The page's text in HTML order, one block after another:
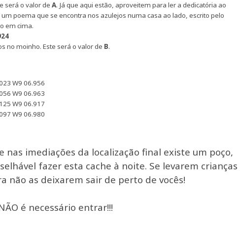
será o valor de A. Já que aqui estão, aproveitem para ler a dedicatória ao
poema que se encontra nos azulejos numa casa ao lado, escrito pelo
em cima.
no moinho. Este será o valor de B.
W9 06.956
W9 06.963
W9 06.917
W9 06.980
nas imediações da localização final existe um poço,
fazer esta cache à noite. Se levarem crianças
não as deixarem sair de perto de vocês!
é necessário entrar!!!